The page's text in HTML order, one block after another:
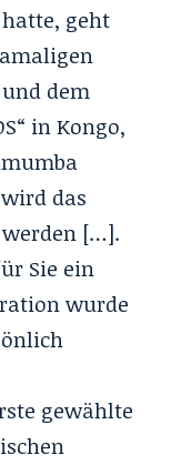
geht
dem
in Kongo,
das
werden […].
Sie ein
wurde
gewählte